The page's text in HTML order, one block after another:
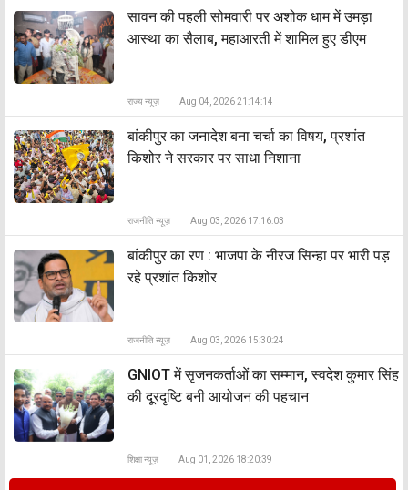
सावन की पहली सोमवारी पर अशोक धाम में उमड़ा
आस्था का सैलाब, महाआरती में शामिल हुए डीएम
राज्य न्यूज़ Aug 04, 2026 21:14:14
बांकीपुर का जनादेश बना चर्चा का विषय, प्रशांत
किशोर ने सरकार पर साधा निशाना
राजनीति न्यूज़ Aug 03, 2026 17:16:03
बांकीपुर का रण : भाजपा के नीरज सिन्हा पर भारी पड़
रहे प्रशांत किशोर
राजनीति न्यूज़ Aug 03, 2026 15:30:24
GNIOT में सृजनकर्ताओं का सम्मान, स्वदेश कुमार सिंह
की दूरदृष्टि बनी आयोजन की पहचान
शिक्षा न्यूज़ Aug 01, 2026 18:20:39